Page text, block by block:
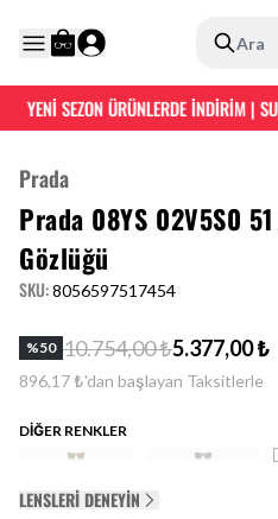
Ara
YENİ SEZON ÜRÜNLERDE İNDİRİM |
Prada
Prada 08YS 02V5S0
Gözlüğü
SKU:8056597517454
%50 10.754,00 ₺5.377,00 ₺
896,17 ₺'dan başlayan Taksitlerle
DİĞER RENKLER
LENSLERI DENEYIN